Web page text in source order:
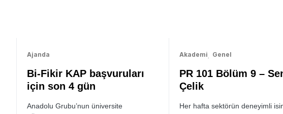
Ajanda
Bi-Fikir KAP başvuruları
için son 4 gün
Anadolu Grubu’nun üniversite
Akademi Genel
PR 101 Bölüm 9 –
Çelik
Her hafta sektörün deneyimli